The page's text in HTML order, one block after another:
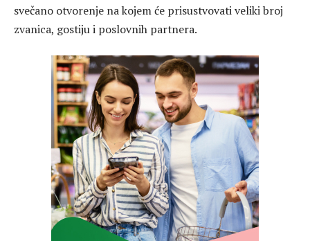
svečano otvorenje na kojem će prisustvovati veliki broj
zvanica, gostiju i poslovnih partnera.